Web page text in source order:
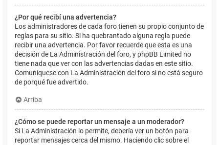
¿Por qué recibí una advertencia?
Los administradores de cada foro tienen su propio conjunto de
reglas para su sitio. Si ha quebrantado alguna regla puede
recibir una advertencia. Por favor recuerde que esta es una
decisión de La Administración del foro, y phpBB Limited no
tiene nada que ver con las advertencias dadas en este sitio.
Comuníquese con La Administración del foro si no está seguro
de porqué fue advertido.
Arriba
¿Cómo se puede reportar un mensaje a un moderador?
Si La Administración lo permite, debería ver un botón para
reportar mensajes cerca del mismo. Haciendo clic sobre el